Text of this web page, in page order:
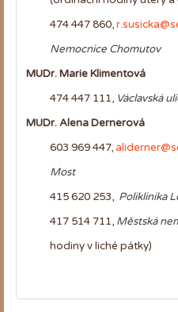
474 447 860,
Nemocnice Chomutov
MUDr. Marie Klimentová
474 447 111, Václavská
MUDr. Alena Dernerová
603 969 447,
Most
415 620 253, Poliklinika
417 514 711, Městská
hodiny v liché pátky)